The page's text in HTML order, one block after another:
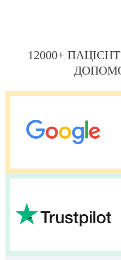
12000+